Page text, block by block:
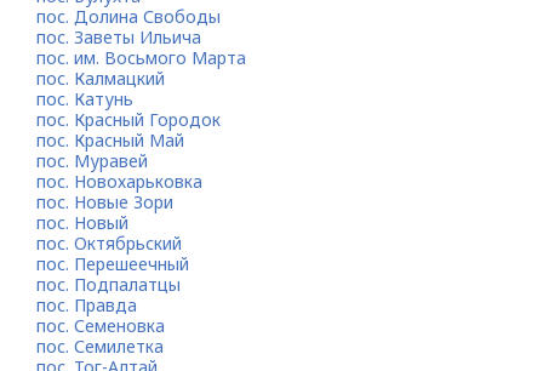
пос. Долина Свободы
пос. Заветы Ильича
пос. им. Восьмого Марта
пос. Калмацкий
пос. Катунь
пос. Красный Городок
пос. Красный Май
пос. Муравей
пос. Новохарьковка
пос. Новые Зори
пос. Новый
пос. Октябрьский
пос. Перешеечный
пос. Подпалатцы
пос. Правда
пос. Семеновка
пос. Семилетка